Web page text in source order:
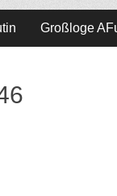
Großloge